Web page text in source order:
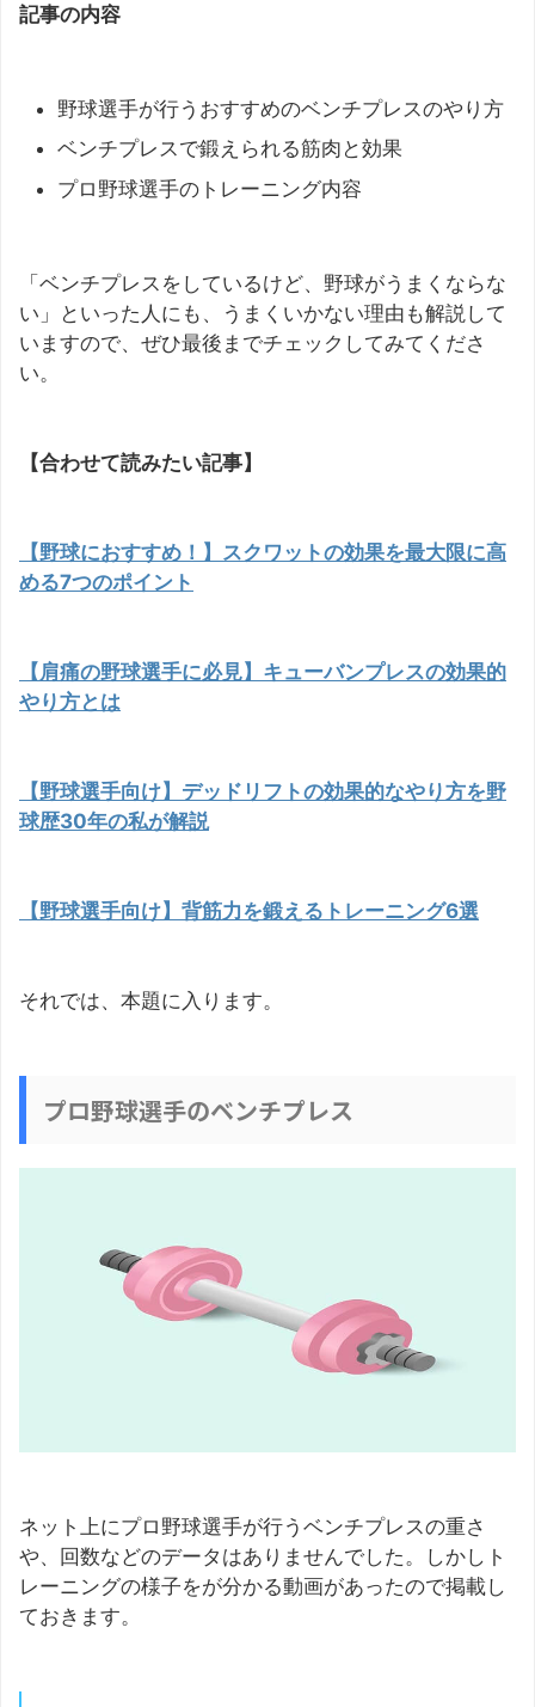
記事の内容
野球選手が行うおすすめのベンチプレスのやり方
ベンチプレスで鍛えられる筋肉と効果
プロ野球選手のトレーニング内容
「ベンチプレスをしているけど、野球がうまくならな
い」といった人にも、うまくいかない理由も解説して
いますので、ぜひ最後までチェックしてみてくださ
い。
【合わせて読みたい記事】
【野球におすすめ！】スクワットの効果を最大限に高
める7つのポイント
【肩痛の野球選手に必見】キューバンプレスの効果的
やり方とは
【野球選手向け】デッドリフトの効果的なやり方を野
球歴30年の私が解説
【野球選手向け】背筋力を鍛えるトレーニング6選
それでは、本題に入ります。
プロ野球選手のベンチプレス
ネット上にプロ野球選手が行うベンチプレスの重さ
や、回数などのデータはありませんでした。しかしト
レーニングの様子をが分かる動画があったので掲載し
ておきます。